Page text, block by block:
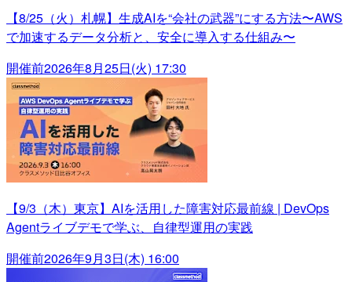
【8/25（火）札幌】生成AIを“会社の武器”にする方法〜AWS
で加速するデータ分析と、安全に導入する仕組み〜
開催前2026年8月25日(火) 17:30
【9/3（木）東京】AIを活用した障害対応最前線 | DevOps
Agentライブデモで学ぶ、自律型運用の実践
開催前2026年9月3日(木) 16:00